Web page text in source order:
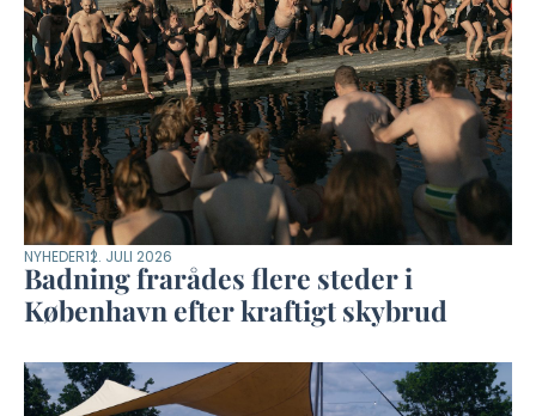
NYHEDER12. JULI 2026
Badning frarådes flere steder i
København efter kraftigt skybrud